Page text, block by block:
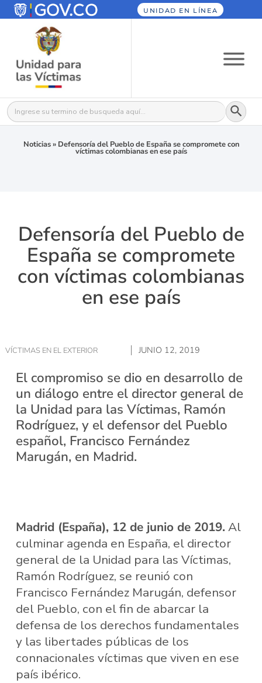
UNIDAD EN LÍNEA
Buscar: Botón
Noticias» Defensoría del Pueblo de España se compromete con
víctimas colombianas en ese país
Defensoría del Pueblo de
España se compromete
con víctimas colombianas
en ese país
VÍCTIMAS EN EL EXTERIOR JUNIO 12, 2019
El compromiso se dio en desarrollo de
un diálogo entre el director general de
la Unidad para las Víctimas, Ramón
Rodríguez, y el defensor del Pueblo
español, Francisco Fernández
Marugán, en Madrid.
Madrid (España), 12 de junio de 2019. Al
culminar agenda en España, el director
general de la Unidad para las Víctimas,
Ramón Rodríguez, se reunió con
Francisco Fernández Marugán, defensor
del Pueblo, con el fin de abarcar la
defensa de los derechos fundamentales
y las libertades públicas de los
connacionales víctimas que viven en ese
país ibérico.